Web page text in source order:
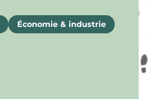
Économie & industrie